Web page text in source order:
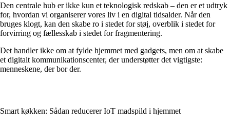
Den centrale hub er ikke kun et teknologisk redskab – den er et udtryk
for, hvordan vi organiserer vores liv i en digital tidsalder. Når den
bruges klogt, kan den skabe ro i stedet for støj, overblik i stedet for
forvirring og fællesskab i stedet for fragmentering.
Det handler ikke om at fylde hjemmet med gadgets, men om at skabe
et digitalt kommunikationscenter, der understøtter det vigtigste:
menneskene, der bor der.
Smart køkken: Sådan reducerer IoT madspild i hjemmet